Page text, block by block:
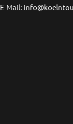
E-Mail: